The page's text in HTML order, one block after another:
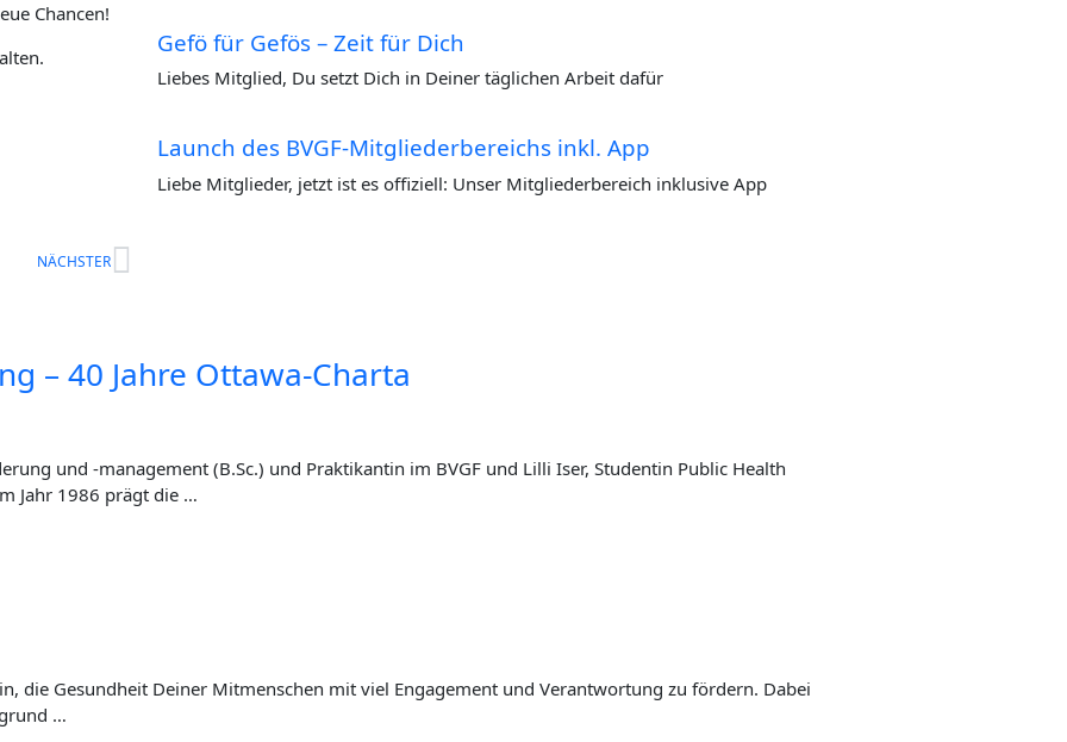
Chancen!
Gefö für Gefös – Zeit für Dich
Lie­bes Mit­glied, Du setzt Dich in Dei­ner täg­li­chen Arbeit dafür
Launch des BVGF-Mit­glie­der­be­reichs inkl. App
Lie­be Mit­glie­der, jetzt ist es offi­zi­ell: Unser Mit­glie­der­be­reich inklu­si­ve App
NÄCHSTERNächster
– 40 Jah­re Ottawa-Charta
und ‑manage­ment (B.Sc.) und Prak­ti­kan­tin im BVGF und Lil­li Iser, Stu­den­tin Public Health
Jahr 1986 prägt die …
die Gesund­heit Dei­ner Mit­men­schen mit viel Enga­ge­ment und Ver­ant­wor­tung zu för­dern. Dabei
…